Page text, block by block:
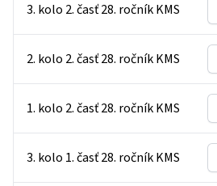
3. kolo 2. časť 28. ročník KMS
2. kolo 2. časť 28. ročník KMS
1. kolo 2. časť 28. ročník KMS
3. kolo 1. časť 28. ročník KMS